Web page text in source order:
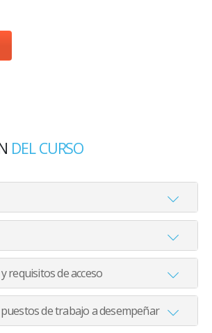
DEL CURSO
requisitos de acceso
de trabajo a desempeñar